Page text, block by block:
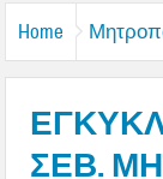
Home
ΣΕΒ.